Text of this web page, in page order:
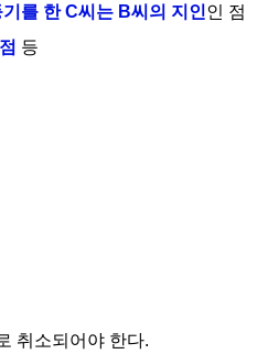
를 한 C씨는 B씨의 지인인 점
등
취소되어야 한다.